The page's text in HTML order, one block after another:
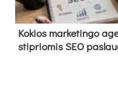
Kokios marketingo
stipriomis SEO